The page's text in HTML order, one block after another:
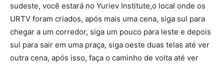
sudeste, você estará no Yuriev Institute,o local onde os
URTV foram criados, após mais uma cena, siga sul para
chegar a um corredor, siga um pouco para leste e depois
sul para sair em uma praça, siga oeste duas telas até ver
outra cena, após isso, faça o caminho de volta até ver